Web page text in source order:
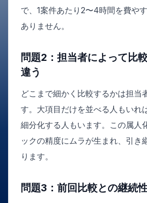
で、1案件あたり2〜4時間を費や
ありません。
問題2：担当者によって比
違う
どこまで細かく比較するかは担当
す。大項目だけを並べる人もいれ
細分化する人もいます。この属人
ックの精度にムラが生まれ、引き
ります。
問題3：前回比較との継続